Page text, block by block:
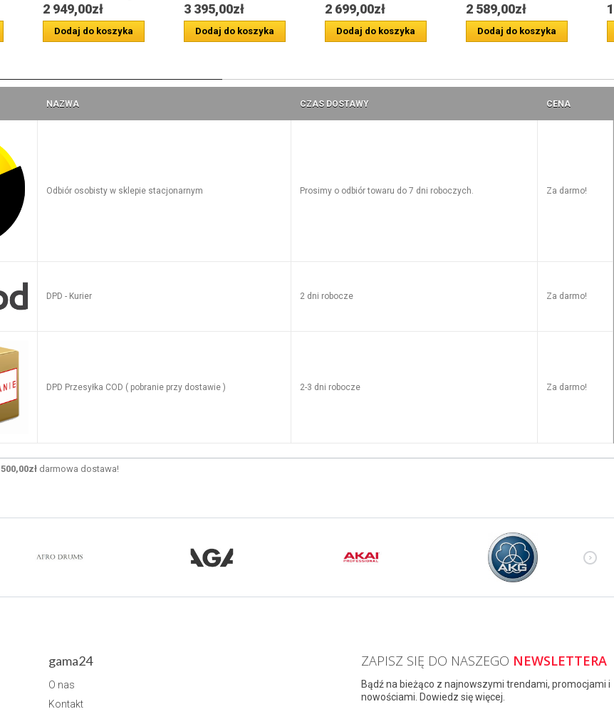
2 949,00zł
Dodaj do koszyka
3 395,00zł
Dodaj do koszyka
2 699,00zł
Dodaj do koszyka
2 589,00zł
Dodaj do koszyka
NAZWA CZAS DOSTAWY CENA
Odbiór osobisty w sklepie stacjonarnym Prosimy o odbiór towaru do 7 dni roboczych. Za darmo!
DPD - Kurier 2 dni robocze Za darmo!
DPD Przesyłka COD ( pobranie przy dostawie ) 2-3 dni robocze Za darmo!
500,00złdarmowa dostawa!
gama24
O nas
Kontakt
ZAPISZ SIĘ DO NASZEGO NEWSLETTERA
Bądź na bieżąco z najnowszymi trendami, promocjami i
nowościami. Dowiedz się więcej.